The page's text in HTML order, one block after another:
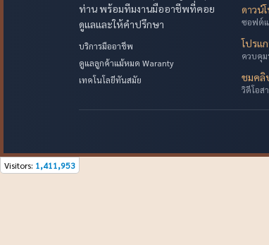
ท่าน พร้อมทีมงานมืออาชีพที่คอย
ดูแลและให้คำปรึกษา
บริการมืออาชีพ
ดูแลลูกค้าแม้หมด Waranty
เทคโนโลยีทันสมัย
ดาวน์
ซอฟต์
โปรแ
ควบคุ
ชมคลิ
วิดีโอส
Visitors: 1,411,953